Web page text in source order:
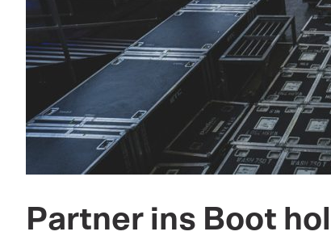
Partner ins Boot